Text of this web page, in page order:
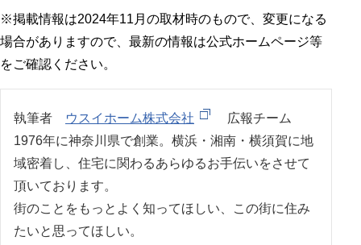
※掲載情報は2024年11月の取材時のもので、変更になる
場合がありますので、最新の情報は公式ホームページ等
をご確認ください。
執筆者 ウスイホーム株式会社
広報チーム
1976年に神奈川県で創業。横浜・湘南・横須賀に地
域密着し、住宅に関わるあらゆるお手伝いをさせて
頂いております。
街のことをもっとよく知ってほしい、この街に住み
たいと思ってほしい。